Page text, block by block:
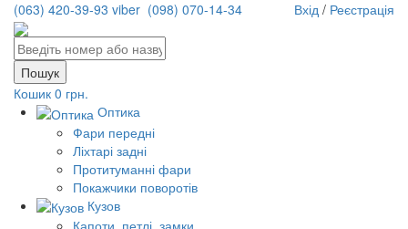
(063) 420-39-93 viber (098) 070-14-34 Вхід / Реєстрація
Кошик 0 грн.
Оптика
Фари передні
Ліхтарі задні
Протитуманні фари
Покажчики поворотів
Кузов
Капоти, петлі, замки